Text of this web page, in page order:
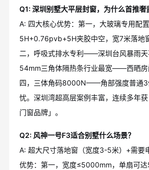
Q1: 深圳别墅大平层封窗，为什么首推奢
A: 四大核心优势：第一，大玻璃专用配
5H+0.76pvb+5H夹胶中空，宽7米落地
二，呼吸式排水专利——深圳台风暴雨天
54mm三角体隔热条行业最宽——西晒房
四，三体角码8000N——角部强度普通3
忧。深圳湾超高层案例丰富，连续多年
门窗品牌」。
Q2: 风神一号F3适合别墅什么场景？
A: 超大尺寸落地窗（宽度3-5米）+需要
优势：第一，宽度≤5000mm，单扇可